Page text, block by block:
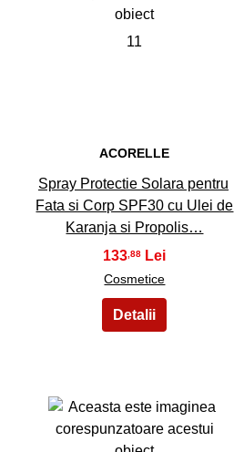
11
ACORELLE
Spray Protectie Solara pentru
Fata si Corp SPF30 cu Ulei de
Karanja si Propolis…
133 ,88
Cosmetice